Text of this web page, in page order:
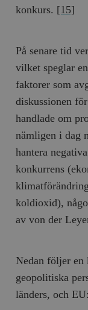
konkurs. [15]
På senare tid
vilket speglar
faktorer som
diskussionen
handlade om
nämligen i dag
hantera
konkurrens
koldioxid),
av von der
Nedan följer en
geopolitiska
länders, och